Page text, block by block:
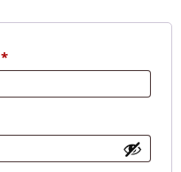
*Richiesto